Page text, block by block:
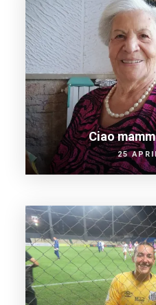
Ciao
25